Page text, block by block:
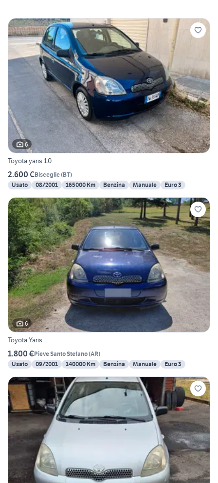
6
Toyota yaris 1.0
2.600 €Bisceglie(BT)
Usato
08/2001 165000 Km Benzina Manuale Euro 3
6
Toyota Yaris
1.800 €Pieve Santo Stefano(AR)
Usato
09/2001 140000 Km Benzina Manuale Euro 3